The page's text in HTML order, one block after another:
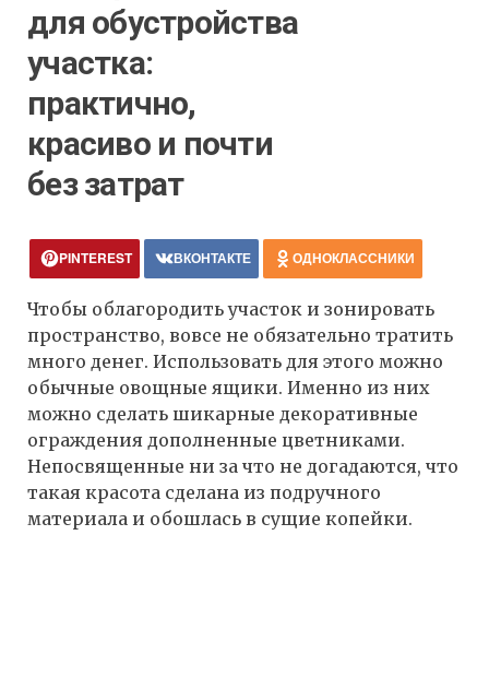
для обустройства
участка:
практично,
красиво и почти
без затрат
PINTEREST ВКОНТАКТЕ ОДНОКЛАССНИКИ
Чтобы облагородить участок и зонировать
пространство, вовсе не обязательно тратить
много денег. Использовать для этого можно
обычные овощные ящики. Именно из них
можно сделать шикарные декоративные
ограждения дополненные цветниками.
Непосвященные ни за что не догадаются, что
такая красота сделана из подручного
материала и обошлась в сущие копейки.